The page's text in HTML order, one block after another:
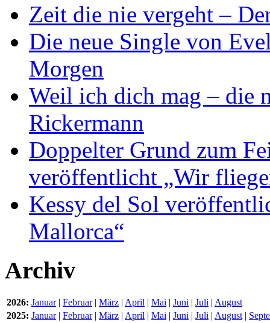
Zeit die nie vergeht –
Die neue Single von
Morgen
Weil ich dich mag – die
Rickermann
Doppelter Grund zum
veröffentlicht „Wir
Kessy del Sol
Mallorca“
Archiv
2026: Januar| Februar| März | April | Mai | Juni | Juli | August
2025: Januar| Februar| März | April | Mai | Juni | Juli | August|